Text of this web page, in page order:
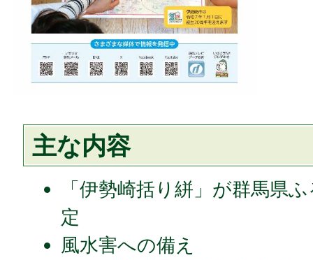
主な内容
「伊勢崎括り絣」が群馬県
定
風水害への備え